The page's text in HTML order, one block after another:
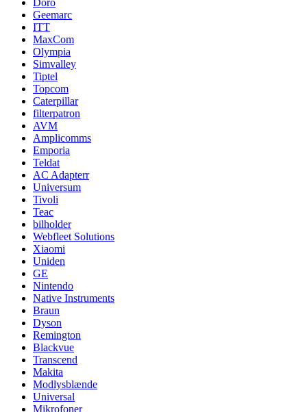
Doro
Geemarc
ITT
MaxCom
Olympia
Simvalley
Tiptel
Topcom
Caterpillar
filterpatron
AVM
Amplicomms
Emporia
Teldat
AC Adapterr
Universum
Tivoli
Teac
bilholder
Webfleet Solutions
Xiaomi
Uniden
GE
Nintendo
Native Instruments
Braun
Dyson
Remington
Blackvue
Transcend
Makita
Modlysblænde
Universal
Mikrofoner